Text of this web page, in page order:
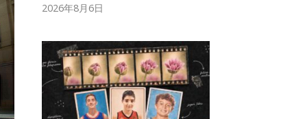
2026年8月6日